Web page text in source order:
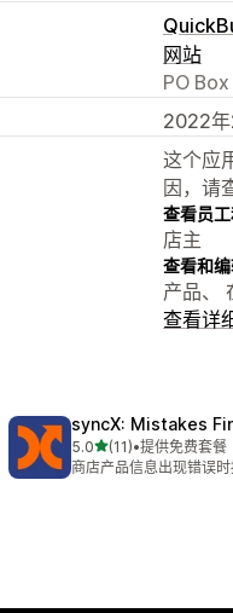
网站
PO
2022
这个应
因，请
查看员
店主
查看和
产品、
查看详
syncX: Mistakes
5.0星（满分 5 星）
(11)
总共 11 条评论
•提供免费套餐
商店产品信息出现错误